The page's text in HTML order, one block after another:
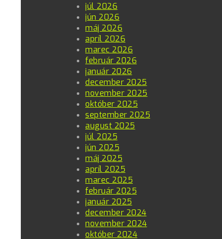
júl 2026
jún 2026
máj 2026
apríl 2026
marec 2026
február 2026
január 2026
december 2025
november 2025
október 2025
september 2025
august 2025
júl 2025
jún 2025
máj 2025
apríl 2025
marec 2025
február 2025
január 2025
december 2024
november 2024
október 2024